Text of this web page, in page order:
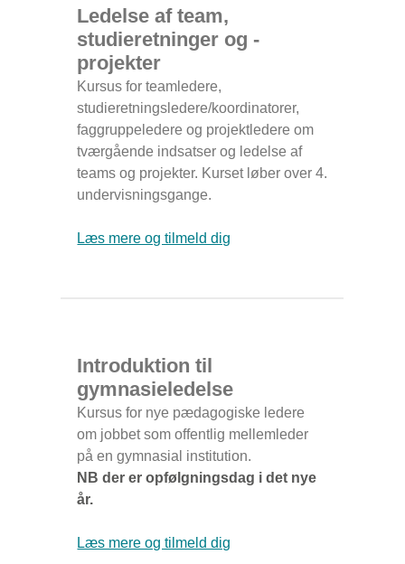
Ledelse af team,
studieretninger og -
projekter
Kursus for teamledere,
studieretningsledere/koordinatorer,
faggruppeledere og projektledere om
tværgående indsatser og ledelse af
teams og projekter. Kurset løber over 4.
undervisningsgange.
Læs mere og tilmeld dig
Introduktion til
gymnasieledelse
Kursus for nye pædagogiske ledere
om jobbet som offentlig mellemleder
på en gymnasial institution.
NB der er opfølgningsdag i det nye
år.
Læs mere og tilmeld dig